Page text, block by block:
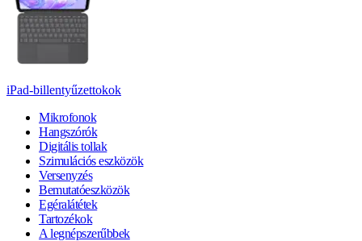
iPad-billentyűzettokok
Mikrofonok
Hangszórók
Digitális tollak
Szimulációs eszközök
Versenyzés
Bemutatóeszközök
Egéralátétek
Tartozékok
A legnépszerűbbek